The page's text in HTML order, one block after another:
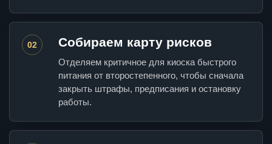
02 Собираем карту рисков
Отделяем критичное для киоска быстрого
питания от второстепенного, чтобы сначала
закрыть штрафы, предписания и остановку
работы.